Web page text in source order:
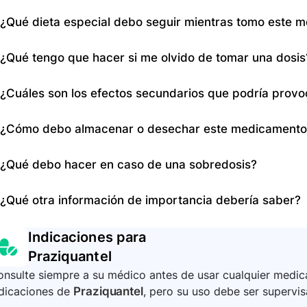
convulsiones, enfermedades del hígado, riñón o
¿Qué dieta especial debo seguir mientras tomo este
¿Qué tengo que hacer si me olvido de tomar una
inesperados o si sus síntomas no mejoran,
¿Cuáles son los efectos secundarios que podría
náusea, fiebre, picazón, urticaria, sarpullido, dificultad
¿Cómo debo almacenar o desechar este
Almacénelo a temperatura ambiente y lejos del exceso
¿Qué debo hacer en caso de una sobredosis?
¿Qué otra información de importancia debería saber?
maquinaria el día en que tome el praziquantel y al día
Indicaciones para
Praziquantel
siempre a su médico antes de usar cualquier
de Praziquantel, pero su uso debe ser